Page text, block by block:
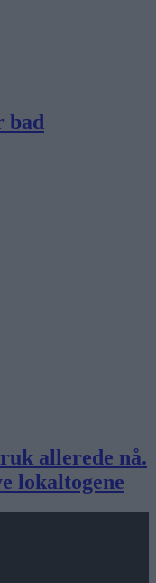
bad
allerede nå.
lokaltogene